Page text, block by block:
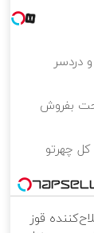
بفروش
چهرتو
قوز